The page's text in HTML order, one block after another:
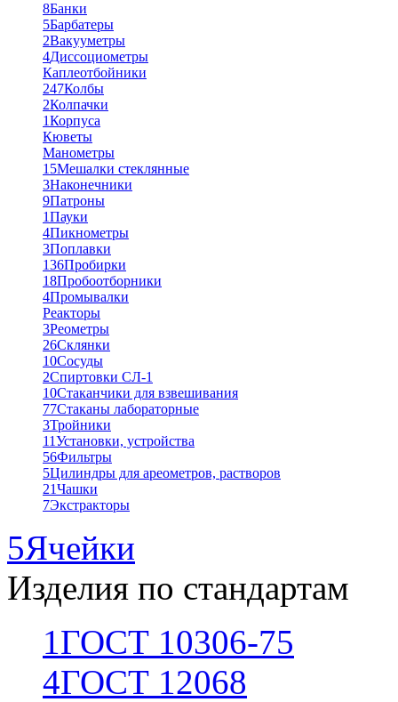
8Банки
5Барбатеры
2Вакууметры
4Диссоциометры
Каплеотбойники
247Колбы
2Колпачки
1Корпуса
Кюветы
Манометры
15Мешалки стеклянные
3Наконечники
9Патроны
1Пауки
4Пикнометры
3Поплавки
136Пробирки
18Пробоотборники
4Промывалки
Реакторы
3Реометры
26Склянки
10Сосуды
2Спиртовки СЛ-1
10Стаканчики для взвешивания
77Стаканы лабораторные
3Тройники
11Установки, устройства
56Фильтры
5Цилиндры для ареометров, растворов
21Чашки
7Экстракторы
5Ячейки
Изделия по стандартам
1ГОСТ 10306-75
4ГОСТ 12068